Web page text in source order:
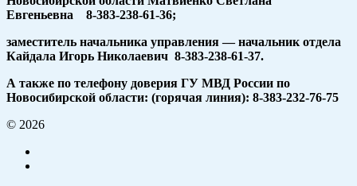
Евгеньевна 8-383-238-61-36;
заместитель начальника управления — начальник отдела
Кайдала Игорь Николаевич 8-383-238-61-37.
А также по телефону доверия ГУ МВД России по
Новосибирской области: (горячая линия): 8-383-232-76-75
© 2026